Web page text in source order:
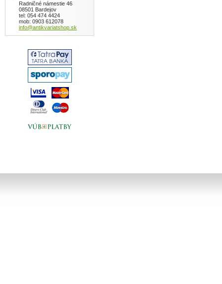
Radničné námestie 46
08501 Bardejov
tel: 054 474 4424
mob: 0903 612078
info@antikvariatshop.sk